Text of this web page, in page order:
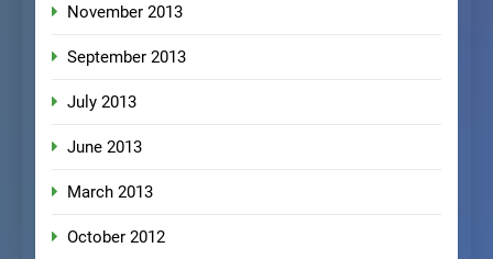
November 2013
September 2013
July 2013
June 2013
March 2013
October 2012